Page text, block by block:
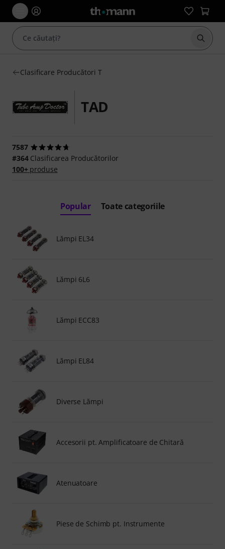
Clasificare Producători T
TAD
7587
#364Clasificarea Producătorilor
100+produse
Popular Toate categoriile
Lămpi EL34
Lămpi 6L6
Lămpi ECC83
Lămpi EL84
Diverse Lămpi
Accesorii pt. Amplificatoare de Chitară
Atenuatoare
Piese de Schimb pt. Instrumente